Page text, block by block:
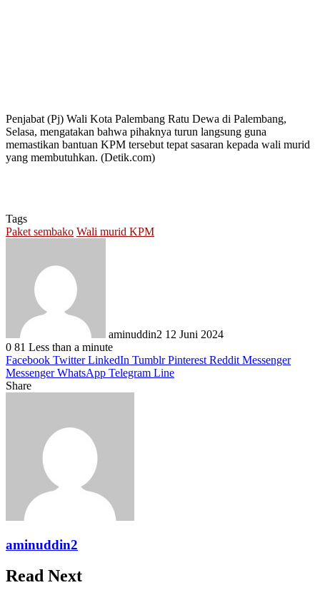
Penjabat (Pj) Wali Kota Palembang Ratu Dewa di Palembang,
Selasa, mengatakan bahwa pihaknya turun langsung guna
memastikan bantuan KPM tersebut tepat sasaran kepada wali murid
yang membutuhkan. (Detik.com)
Tags
Paket sembako Wali murid KPM
aminuddin2 12 Juni 2024
0 81 Less than a minute
Facebook Twitter LinkedIn Tumblr Pinterest Reddit Messenger
Messenger WhatsApp Telegram Line
Share
aminuddin2
Read Next